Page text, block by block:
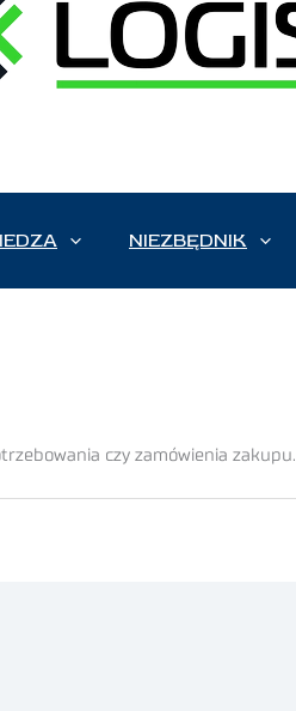
NIEZBĘDNIK
czy zamówienia zakupu.